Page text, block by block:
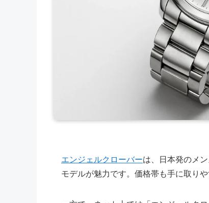
エンジェルクローバーは、日本発のメ
モデルが魅力です。価格帯も手に取り